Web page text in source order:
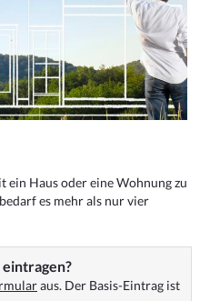
ein Haus oder eine Wohnung zu
es mehr als nur vier
aus. Der Basis-Eintrag ist